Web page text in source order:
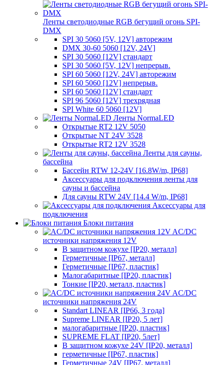
Ленты светодиодные RGB бегущий огонь SPI-
DMX
SPI 30 5060 [5V, 12V] авторежим
DMX 30-60 5060 [12V, 24V]
SPI 30 5060 [12V] стандарт
SPI 30 5060 [5V, 12V] непрерыв.
SPI 60 5060 [12V, 24V] авторежим
SPI 60 5060 [12V] непрерыв.
SPI 60 5060 [12V] стандарт
SPI 96 5060 [12V] трехрядная
SPI White 60 5060 [12V]
Ленты NormaLED
Открытые RT2 12V 5050
Открытые NT 24V 3528
Открытые RT2 12V 3528
Ленты для сауны,
бассейна
Бассейн RTW 12-24V [16.8W/m, IP68]
Аксессуары для подключения ленты для
сауны и бассейна
Для сауны RTW 24V [14.4 W/m, IP68]
Аксессуары для
подключения
Блоки питания
AC/DC
источники напряжения 12V
В защитном кожухе [IP20, металл]
Герметичные [IP67, металл]
Герметичные [IP67, пластик]
Малогабаритные [IP20, пластик]
Тонкие [IP20, металл, пластик]
AC/DC
источники напряжения 24V
Standart LINEAR [IP66, 3 года]
Supreme LINEAR [IP20, 5 лет]
малогабаритные [IP20, пластик]
SUPREME FLAT [IP20, 5лет]
В защитном кожухе 24V [IP20, металл]
герметичные [IP67, пластик]
Герметичные 24V [IP67, металл]